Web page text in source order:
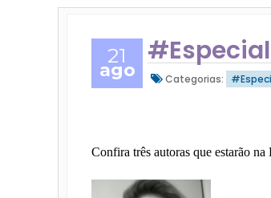
21
ago Categorias:
Confira três autoras que estarão